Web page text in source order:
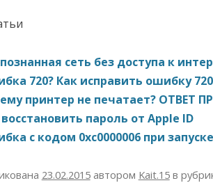
сеть без доступа к
720? Как исправить ошибку
принтер не печатает? ОТВЕТ
пароль от Apple ID
с кодом 0xc0000006 при
23.02.2015автором Kait.15в